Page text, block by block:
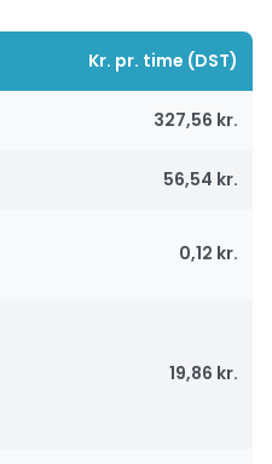
Kr. pr. time (DST)
327,56 kr.
56,54 kr.
0,12 kr.
19,86 kr.